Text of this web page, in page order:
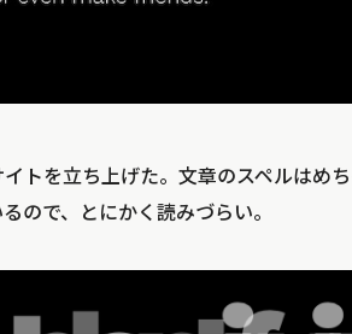
トを立ち上げた。文章のスペルはめ
ので、とにかく読みづらい。